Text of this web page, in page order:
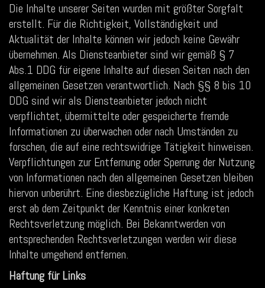
Die Inhalte unserer Seiten wurden mit größter Sorgfalt
erstellt. Für die Richtigkeit, Vollständigkeit und
Aktualität der Inhalte können wir jedoch keine Gewähr
übernehmen. Als Diensteanbieter sind wir gemäß § 7
Abs.1 DDG für eigene Inhalte auf diesen Seiten nach den
allgemeinen Gesetzen verantwortlich. Nach §§ 8 bis 10
DDG sind wir als Diensteanbieter jedoch nicht
verpflichtet, übermittelte oder gespeicherte fremde
Informationen zu überwachen oder nach Umständen zu
forschen, die auf eine rechtswidrige Tätigkeit hinweisen.
Verpflichtungen zur Entfernung oder Sperrung der Nutzung
von Informationen nach den allgemeinen Gesetzen bleiben
hiervon unberührt. Eine diesbezügliche Haftung ist jedoch
erst ab dem Zeitpunkt der Kenntnis einer konkreten
Rechtsverletzung möglich. Bei Bekanntwerden von
entsprechenden Rechtsverletzungen werden wir diese
Inhalte umgehend entfernen.
Haftung für Links